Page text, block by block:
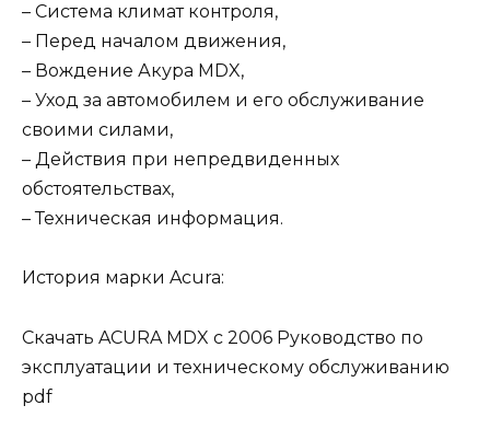
– Система климат контроля,
– Перед началом движения,
– Вождение Акура MDX,
– Уход за автомобилем и его обслуживание
своими силами,
– Действия при непредвиденных
обстоятельствах,
– Техническая информация.
История марки Acura:
Скачать ACURA MDX с 2006 Руководство по
эксплуатации и техническому обслуживанию
pdf